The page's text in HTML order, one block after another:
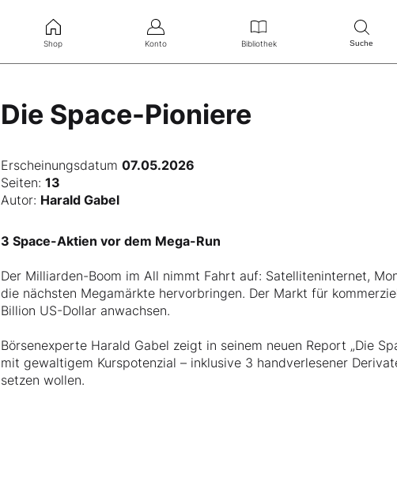
Shop Konto Bibliothek Suche
Die Space-Pioniere
Erscheinungsdatum07.05.2026
Seiten:13
Autor: Harald Gabel
3 Space-Aktien vor dem Mega-Run
Der Milliarden-Boom im All nimmt Fahrt auf: Satelliteninternet,
die nächsten Megamärkte hervorbringen. Der Markt für
Billion US-Dollar anwachsen.
Börsenexperte Harald Gabel zeigt in seinem neuen Report „Die
mit gewaltigem Kurspotenzial – inklusive 3 handverlesener
setzen wollen.